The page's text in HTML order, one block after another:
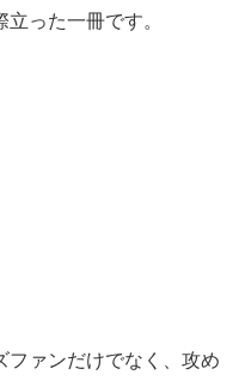
った一冊です。
ファンだけでなく、攻め